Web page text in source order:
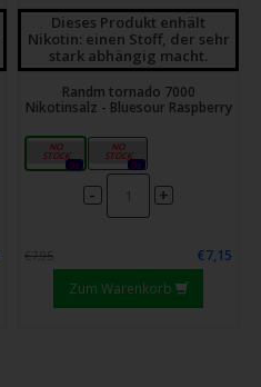
Dieses Produkt enhält
Nikotin: einen Stoff, der sehr
stark abhängig macht.
Randm tornado 7000
Nikotinsalz - Bluesour Raspberry
10mg
0x
20mg
0x
- +
€7,95
€7,15
Zum Warenkorb